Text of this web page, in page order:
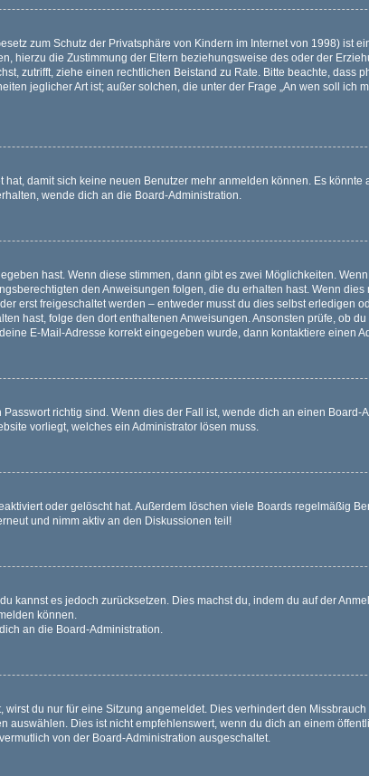
zum Schutz der Privatsphäre von Kindern im Internet von 1998) ist
hierzu die Zustimmung der Eltern beziehungsweise des oder der
zutrifft, ziehe einen rechtlichen Beistand zu Rate. Bitte beachte, dass
jeglicher Art ist; außer solchen, die unter der Frage „An wen soll ich
damit sich keine neuen Benutzer mehr anmelden können. Es
wende dich an die Board-Administration.
hast. Wenn diese stimmen, dann gibt es zwei Möglichkeiten. Wenn
den Anweisungen folgen, die du erhalten hast. Wenn
erst freigeschaltet werden – entweder musst du dies selbst erledigen
hast, folge den dort enthaltenen Anweisungen. Ansonsten prüfe, ob
E-Mail-Adresse korrekt eingegeben wurde, dann kontaktiere einen
richtig sind. Wenn dies der Fall ist, wende dich an einen Board-
vorliegt, welches ein Administrator lösen muss.
oder gelöscht hat. Außerdem löschen viele Boards regelmäßig
und nimm aktiv an den Diskussionen teil!
kannst es jedoch zurücksetzen. Dies machst du, indem du auf der
können.
an die Board-Administration.
du nur für eine Sitzung angemeldet. Dies verhindert den
auswählen. Dies ist nicht empfehlenswert, wenn du dich an einem
von der Board-Administration ausgeschaltet.